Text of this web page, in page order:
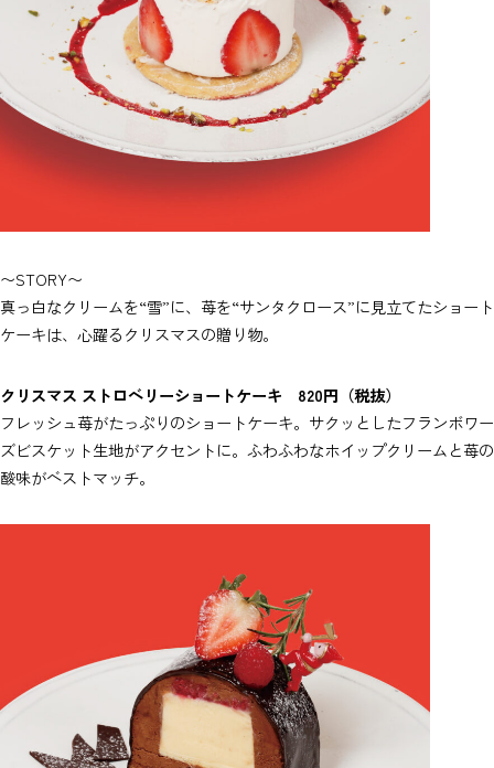
〜STORY〜
真っ白なクリームを“雪”に、苺を“サンタクロース”に見立てたショート
ケーキは、心躍るクリスマスの贈り物。
クリスマス ストロベリーショートケーキ 820円（税抜）
フレッシュ苺がたっぷりのショートケーキ。サクッとしたフランボワー
ズビスケット生地がアクセントに。ふわふわなホイップクリームと苺の
酸味がベストマッチ。